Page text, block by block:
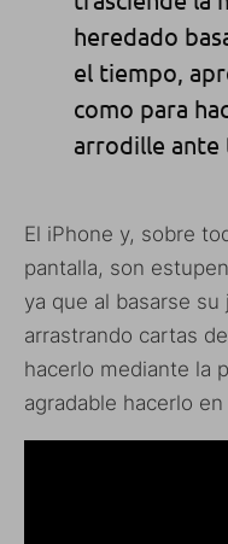
heredado
el tiempo,
como para
arrodille ante
El iPhone y, sobre
pantalla, son
ya que al basarse
arrastrando cartas
hacerlo mediante la
agradable hacerlo